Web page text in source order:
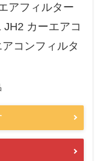
アフィルター
カーエアコ
コンフィルタ